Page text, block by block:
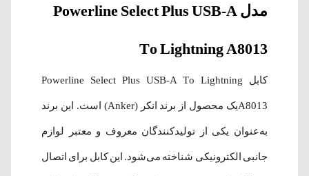
مدل Powerline Select Plus USB-A
To Lightning A8013
کابل Powerline Select Plus USB-A To Lightning
A8013یک محصول از برند انکر (Anker) است. این برند
به‌عنوان یکی از تولیدکنندگان معروف و معتبر لوازم
جانبی الکترونیکی شناخته می‌شود. این کابل برای اتصال